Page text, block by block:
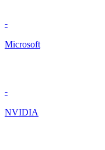
-
Microsoft
-
NVIDIA